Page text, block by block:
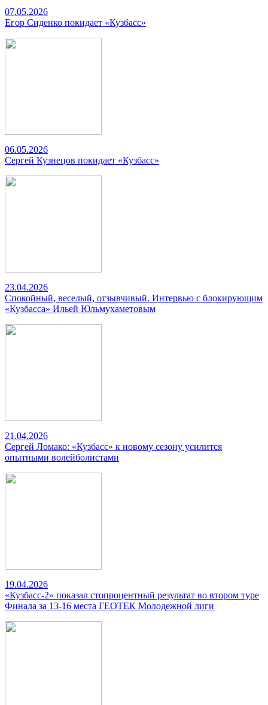
07.05.2026
Егор Сиденко покидает «Кузбасс»
06.05.2026
Сергей Кузнецов покидает «Кузбасс»
23.04.2026
Спокойный, веселый, отзывчивый. Интервью с блокирующим
«Кузбасса» Ильей Юльмухаметовым
21.04.2026
Сергей Ломако: «Кузбасс» к новому сезону усилится
опытными волейболистами
19.04.2026
«Кузбасс-2» показал стопроцентный результат во втором туре
Финала за 13-16 места ГЕОТЕК Молодежной лиги